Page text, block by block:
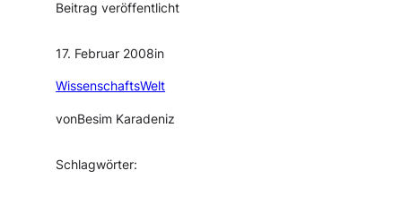
Beitrag veröffentlicht
17. Februar 2008in
WissenschaftsWelt
vonBesim Karadeniz
Schlagwörter: